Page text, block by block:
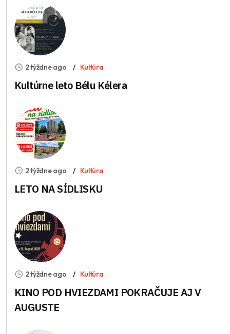
2 týždne ago Kultúra
Kultúrne leto Bélu Kélera
2 týždne ago Kultúra
LETO NA SÍDLISKU
2 týždne ago Kultúra
KINO POD HVIEZDAMI POKRAČUJE AJ V
AUGUSTE